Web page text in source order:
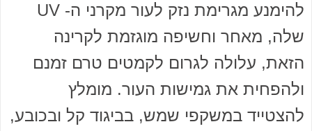
להימנע מגרימת נזק לעור מקרני ה- UV
שלה, מאחר וחשיפה מוגזמת לקרינה
הזאת, עלולה לגרום לקמטים טרם זמנם
ולהפחית את גמישות העור. מומלץ
להצטייד במשקפי שמש, בביגוד קל ובכובע,